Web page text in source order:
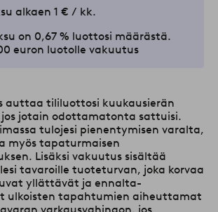
alkaen 1 € / kk.
on 0,67 % luottosi määrästä.
euron luotolle vakuutus
auttaa tililuottosi kuukausierän
jos jotain odottamatonta sattuisi.
tulojesi pienentymisen varalta,
myös tapaturmaisen
Lisäksi vakuutus sisältää
tavaroille tuoteturvan, joka korvaa
yllättävät ja ennalta-
ulkoisten tapahtumien aiheuttamat